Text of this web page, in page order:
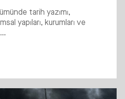
tarih yazımı,
yapıları, kurumları ve